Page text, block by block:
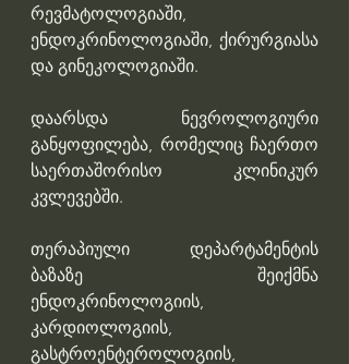
რევმატოლოგიაში,
ენდოკრინოლოგიაში, ქირურგიასა
და გინეკოლოგიაში.
დაარსდა ნევროლოგიური
განყოფილება, რომელიც ჩაერთო
საერთაშორისო კლინიკურ
კვლევებში.
თერაპიული დეპარტამენტის
ბაზაზე შეიქმნა
ენდოკრინოლოგიის,
კარდიოლოგიის,
გასტროენტეროლოგიის,